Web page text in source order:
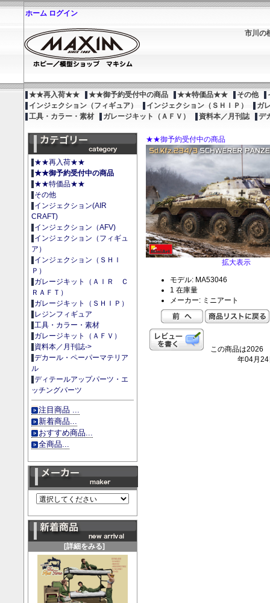
ホーム ログイン
市川の
★★再入荷★★ ★★御予約受付中の商品 ★★特価品★★ その他
インジェクション（フィギュア）
インジェクション（ＳＨＩＰ）
ガ
工具・カラー・素材
ガレージキット（ＡＦＶ） 資料本／月刊誌 デ
★★再入荷★★
★★御予約受付中の商品
★★特価品★★
その他
インジェクション(AIR
CRAFT)
インジェクション（AFV)
インジェクション（フィギュ
ア）
インジェクション（ＳＨＩ
Ｐ）
ガレージキット（ＡＩＲ Ｃ
ＲＡＦＴ）
ガレージキット（ＳＨＩＰ）
レジンフィギュア
工具・カラー・素材
ガレージキット（ＡＦＶ）
資料本／月刊誌->
デカール・ペーパーマテリア
ル
ディテールアップパーツ・エ
ッチングパーツ
注目商品 ...
新着商品...
おすすめ商品...
全商品...
[詳細をみる]
★★御予約受付中の商品
拡大表示
モデル: MA53046
1 在庫量
メーカー: ミニアート
この商品は2026
年04月